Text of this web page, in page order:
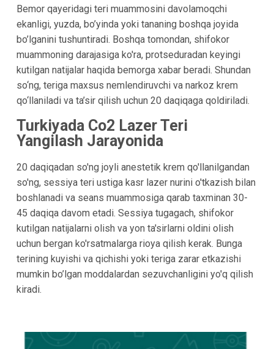
Bemor qayeridagi teri muammosini davolamoqchi
ekanligi, yuzda, bo’yinda yoki tananing boshqa joyida
bo’lganini tushuntiradi. Boshqa tomondan, shifokor
muammoning darajasiga ko'ra, protseduradan keyingi
kutilgan natijalar haqida bemorga xabar beradi. Shundan
so‘ng, teriga maxsus nemlendiruvchi va narkoz krem
qo‘llaniladi va ta’sir qilish uchun 20 daqiqaga qoldiriladi.
Turkiyada Co2 Lazer Teri
Yangilash Jarayonida
20 daqiqadan so'ng joyli anestetik krem ​​qo'llanilgandan
so'ng, sessiya teri ustiga kasr lazer nurini o'tkazish bilan
boshlanadi va seans muammosiga qarab taxminan 30-
45 daqiqa davom etadi. Sessiya tugagach, shifokor
kutilgan natijalarni olish va yon ta'sirlarni oldini olish
uchun bergan ko'rsatmalarga rioya qilish kerak. Bunga
terining kuyishi va qichishi yoki teriga zarar etkazishi
mumkin bo’lgan moddalardan sezuvchanligini yo'q qilish
kiradi.